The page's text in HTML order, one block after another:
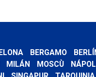
BERGAMO
MILÁN MOSCÙ